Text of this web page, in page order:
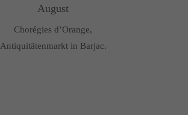
August
Chorégies d’Orange,
Antiquitätenmarkt in Barjac.